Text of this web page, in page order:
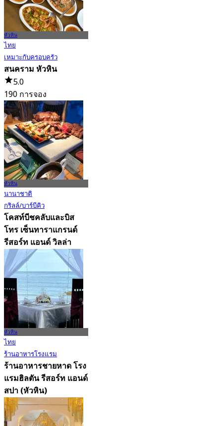
หัวหิน
ไทย
เหมาะกับครอบครัว
สนคราม หัวหิน
5.0
190 การจอง
จาก฿ 465
หัวหิน
นานาชาติ
กริลล์/บาร์บีคิว
โคสท์บีชคลับและบิส
โทร เซ็นทาราแกรนด์
รีสอร์ท แอนด์ วิลล่า
(หัวหิน)
4.7
357 การจอง
จาก฿ 615
หัวหิน
ไทย
ร้านอาหารโรงแรม
ร้านอาหารชายหาด โรง
แรมฮิลตัน รีสอร์ท แอนด์
สปา (หัวหิน)
5.0
118 การจอง